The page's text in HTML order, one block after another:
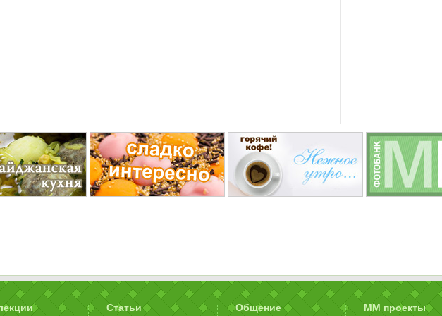
Статьи Общение ММ проекты